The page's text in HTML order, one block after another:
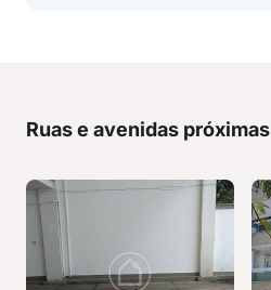
Ruas e avenidas próximas